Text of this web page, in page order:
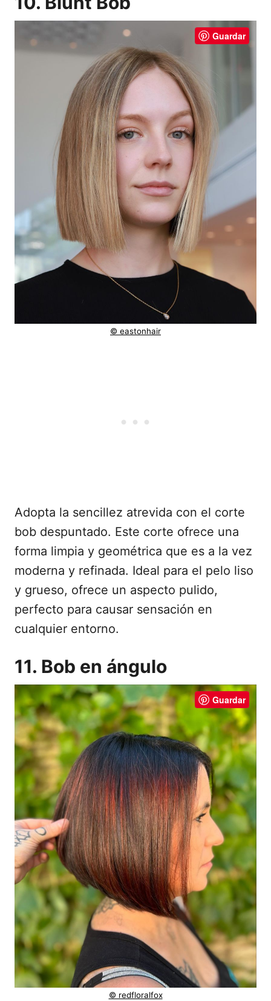
Guardar
© eastonhair
Adopta la sencillez atrevida con el corte
bob despuntado. Este corte ofrece una
forma limpia y geométrica que es a la vez
moderna y refinada. Ideal para el pelo liso
y grueso, ofrece un aspecto pulido,
perfecto para causar sensación en
cualquier entorno.
11. Bob en ángulo
Guardar
© redfloralfox